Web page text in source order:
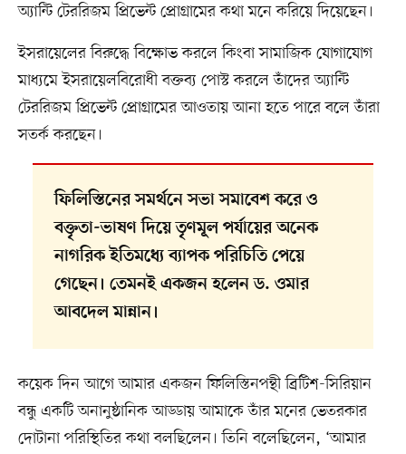
অ্যান্টি টেররিজম প্রিভেন্ট প্রোগ্রামের কথা মনে করিয়ে দিয়েছেন।
ইসরায়েলের বিরুদ্ধে বিক্ষোভ করলে কিংবা সামাজিক যোগাযোগ
মাধ্যমে ইসরায়েলবিরোধী বক্তব্য পোস্ট করলে তাঁদের অ্যান্টি
টেররিজম প্রিভেন্ট প্রোগ্রামের আওতায় আনা হতে পারে বলে তাঁরা
সতর্ক করছেন।
ফিলিস্তিনের সমর্থনে সভা সমাবেশ করে ও
বক্তৃতা-ভাষণ দিয়ে তৃণমূল পর্যায়ের অনেক
নাগরিক ইতিমধ্যে ব্যাপক পরিচিতি পেয়ে
গেছেন। তেমনই একজন হলেন ড. ওমার
আবদেল মান্নান।
কয়েক দিন আগে আমার একজন ফিলিস্তিনপন্থী ব্রিটিশ-সিরিয়ান
বন্ধু একটি অনানুষ্ঠানিক আড্ডায় আমাকে তাঁর মনের ভেতরকার
দোটানা পরিস্থিতির কথা বলছিলেন। তিনি বলেছিলেন, ‘আমার